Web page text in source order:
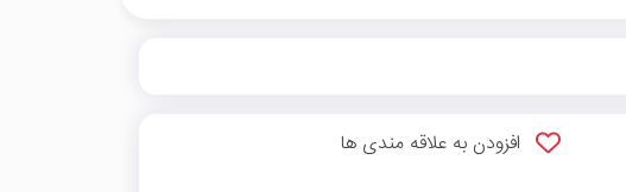
افزودن به علاقه مندی ها